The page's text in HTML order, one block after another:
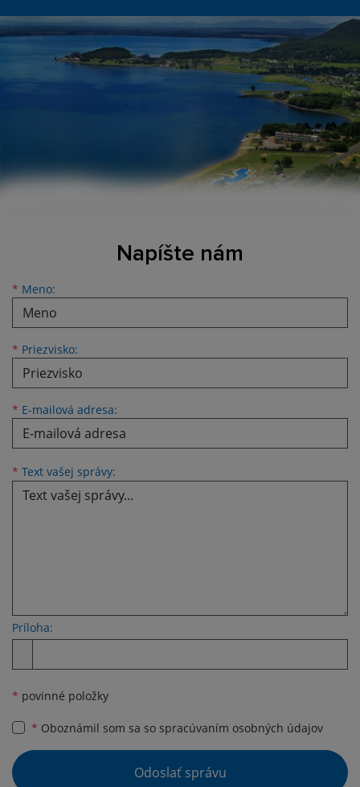
Napíšte nám
* Meno:
Meno
* Priezvisko:
Priezvisko
* E-mailová adresa:
E-mailová adresa
* Text vašej správy:
Príloha:
* povinné položky
* Oboznámil som sa so spracúvaním osobných údajov
Google reCaptcha Response
Odoslať správu